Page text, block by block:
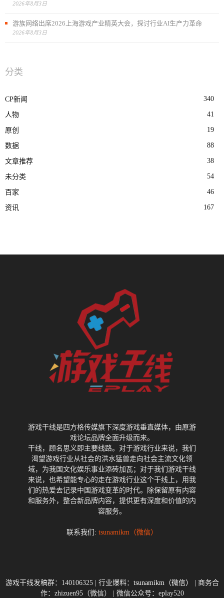
2026年8月3日
游族网络出席2026上海游戏产业精英大会，探讨行业AI生产力革命
2026年8月3日
分类
CP新闻 340
人物 41
原创 19
数据 88
文章推荐 38
未分类 54
百家 46
资讯 167
游戏干线是四方格传媒旗下深度游戏垂直媒体，由原游
戏论坛品牌全面升级而来。
干线，顾名思义即主要线路。对于游戏行业来说，我们
渴望游戏行业从社会的洪水猛兽走向社会主流文化领
域，为我国文化娱乐事业添砖加瓦；对于我们游戏干线
来说，也希望能专心的走在游戏行业这个干线上，用我
们的热爱去记录中国游戏变革的时代。除保留原有内容
和服务外，整合新品牌内容，提供更有深度和价值的内
容服务。
联系我们: tsunamikm（微信）
游戏干线发稿群：140106325 | 行业爆料： tsunamikm（微信）
| 商务合
作：zhizuen95（微信） | 微信公众号：eplay520